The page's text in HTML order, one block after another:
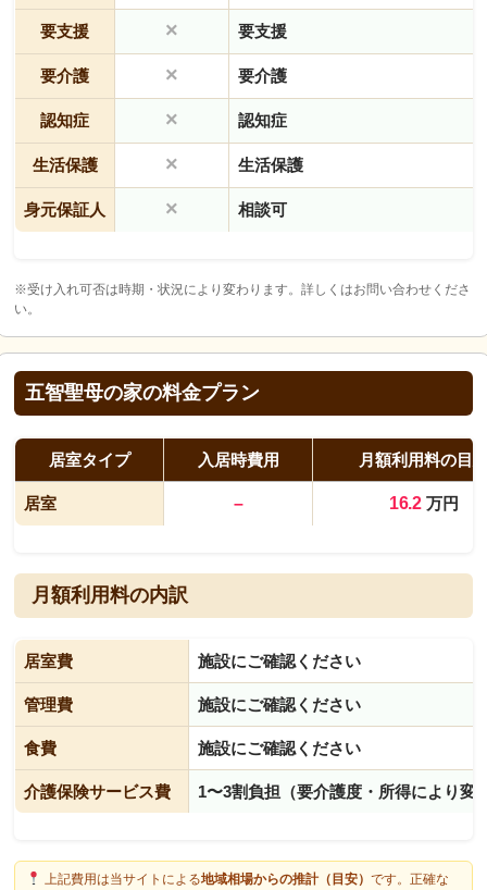
要支援 × 要支援
要介護 × 要介護
認知症 × 認知症
生活保護 × 生活保護
身元保証人 × 相談可
※受け入れ可否は時期・状況により変わります。詳しくはお問い合わせくださ
い。
五智聖母の家の料金プラン
居室タイプ 入居時費用 月額利用料の目
居室 – 16.2万円
月額利用料の内訳
居室費 施設にご確認ください
管理費 施設にご確認ください
食費 施設にご確認ください
介護保険サービス費 1〜3割負担（要介護度・所得により変
上記費用は当サイトによる地域相場からの推計（目安） です。正確な